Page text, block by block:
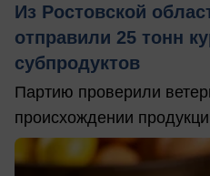
Из Ростовской
отправили 25 тонн
субпродуктов
Партию проверили
происхождении